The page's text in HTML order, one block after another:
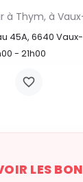
45A, 6640
- 21h00
LES